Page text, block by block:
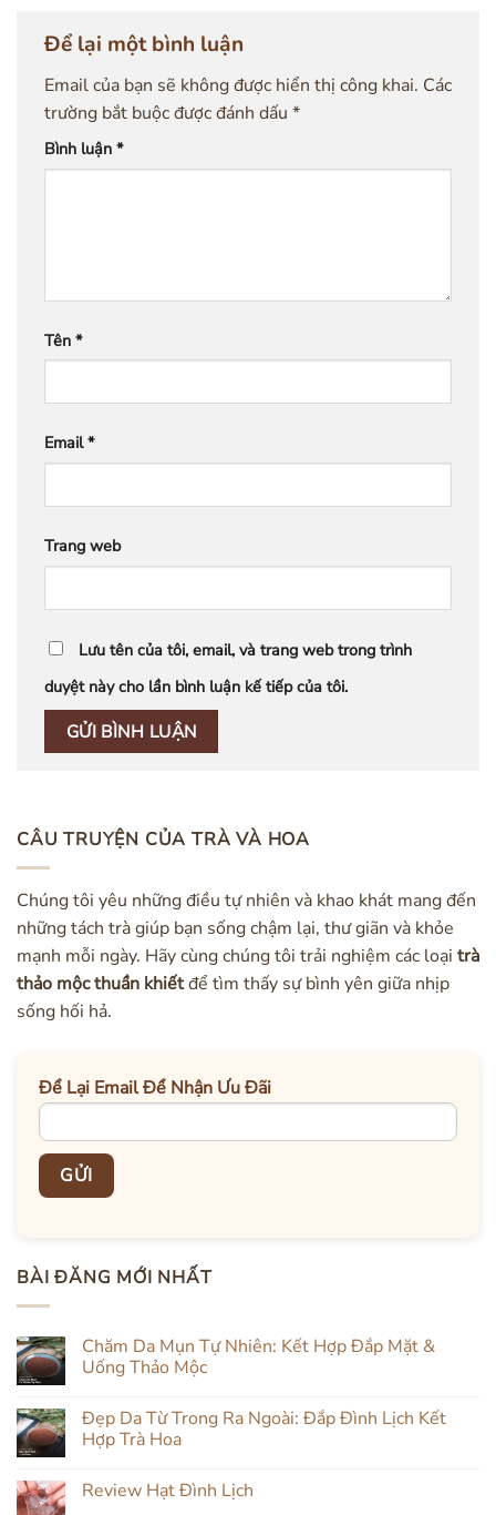
Để lại một bình luận
Email của bạn sẽ không được hiển thị công khai. Các
trường bắt buộc được đánh dấu *
Bình luận *
Tên *
Email*
Trang web
Lưu tên của tôi, email, và trang web trong trình
duyệt này cho lần bình luận kế tiếp của tôi.
CÂU TRUYỆN CỦA TRÀ VÀ HOA
Chúng tôi yêu những điều tự nhiên và khao khát mang đến
những tách trà giúp bạn sống chậm lại, thư giãn và khỏe
mạnh mỗi ngày. Hãy cùng chúng tôi trải nghiệm các loại trà
thảo mộc thuần khiếtđể tìm thấy sự bình yên giữa nhịp
sống hối hả.
Để Lại Email Để Nhận Ưu Đãi
BÀI ĐĂNG MỚI NHẤT
Chăm Da Mụn Tự Nhiên: Kết Hợp Đắp Mặt &
Uống Thảo Mộc
bình
luận
ở
Mụn
Đẹp Da Từ Trong Ra Ngoài: Đắp Đình Lịch Kết
Hợp Trà Hoa
bình
Review Hạt Đình Lịch